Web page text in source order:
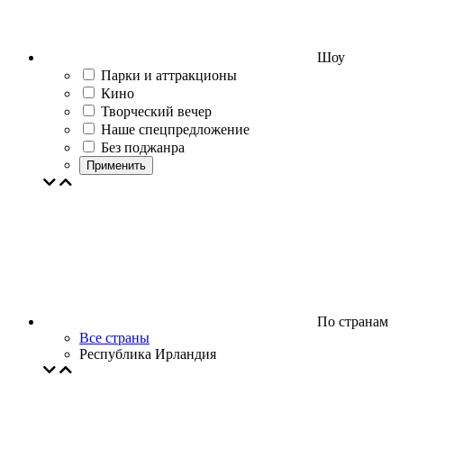
Шоу
Парки и аттракционы
Кино
Творческий вечер
Наше спецпредложение
Без поджанра
Применить
По странам
Все страны
Республика Ирландия